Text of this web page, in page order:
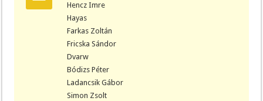
Hencz Imre
Hayas
Farkas Zoltán
Fricska Sándor
Dvarw
Bódizs Péter
Ladancsik Gábor
Simon Zsolt